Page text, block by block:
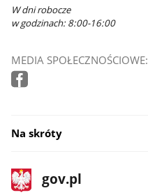
W dni robocze
w godzinach: 8:00-16:00
MEDIA SPOŁECZNOŚCIOWE:
Na skróty
stopka
gov.pl
Strona
gov.pl